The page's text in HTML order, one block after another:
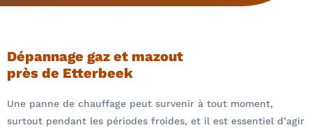
Dépannage gaz et mazout
près de Etterbeek
Une panne de chauffage peut survenir à tout moment,
surtout pendant les périodes froides, et il est essentiel d’agir